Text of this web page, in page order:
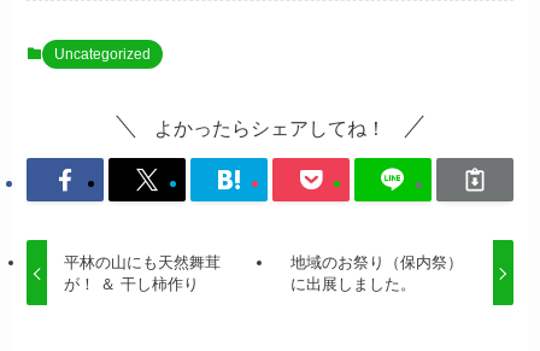
Uncategorized
よかったらシェアしてね！
平林の山にも天然舞茸
が！ ＆ 干し柿作り
地域のお祭り（保内祭）
に出展しました。